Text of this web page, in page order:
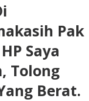
Pak
Saya
Tolong
Berat.